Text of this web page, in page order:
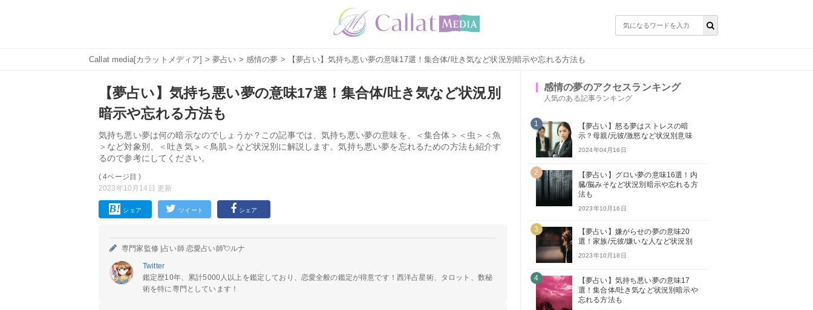
Callat media[カラットメディア] >夢占い > 感情の夢 > 【夢占い】気持ち悪い夢の意味17選！集合体/吐き気など状況別暗示や忘れる方法も
【夢占い】気持ち悪い夢の意味17選！集合体/吐き気など状況別
暗示や忘れる方法も
気持ち悪い夢は何の暗示なのでしょうか？この記事では、気持ち悪い夢の意味を、＜集合体＞＜虫＞＜魚
＞など対象別、＜吐き気＞＜鳥肌＞など状況別に解説します。気持ち悪い夢を忘れるための方法も紹介す
るので参考にしてください。
( 4ページ目 )
2023年10月14日 更新
シェア ツイート シェア
専門家監修 |占い師 恋愛占い師💘ルナ
Twitter
鑑定歴10年、累計5000人以上を鑑定しており、恋愛全般の鑑定が得意です！西洋占星術、タロット、数秘
術を特に専門としています！
感情の夢のアクセスランキング
人気のある記事ランキング
1
【夢占い】怒る夢はストレスの暗
示？母親/元彼/激怒など状況別意味
2024年04月16日
2
【夢占い】グロい夢の意味16選！内
臓/脳みそなど状況別暗示や忘れる方
法も
2023年10月16日
3
【夢占い】嫌がらせの夢の意味20
選！家族/元彼/嫌いな人など状況別
2023年10月18日
4
【夢占い】気持ち悪い夢の意味17
選！集合体/吐き気など状況別暗示や
忘れる方法も